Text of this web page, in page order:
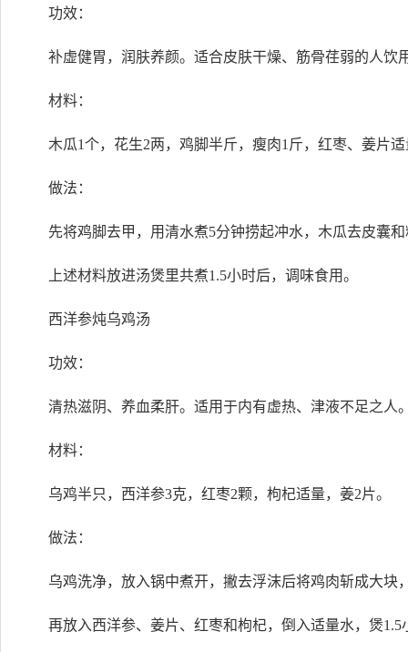
功效：
补虚健胃，润肤养颜。适合皮肤干燥、筋骨荏弱的人饮
材料：
木瓜1个，花生2两，鸡脚半斤，瘦肉1斤，红枣、姜片
做法：
先将鸡脚去甲，用清水煮5分钟捞起冲水，木瓜去皮囊
上述材料放进汤煲里共煮1.5小时后，调味食用。
西洋参炖乌鸡汤
功效：
清热滋阴、养血柔肝。适用于内有虚热、津液不足之人
材料：
乌鸡半只，西洋参3克，红枣2颗，枸杞适量，姜2片。
做法：
乌鸡洗净，放入锅中煮开，撇去浮沫后将鸡肉斩成大块
再放入西洋参、姜片、红枣和枸杞，倒入适量水，煲1.5